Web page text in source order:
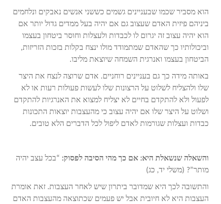
הוא מסביר שכמו שבעניינים גשמים כששני אנשים נאבקים ונלחמים
ביניהם פיזית האדם שעצוב גם אם יהיה בעל ממדים גדול יותר אם
הוא יהיה עצוב זה יגרום לו לכבדות ולעצלות וחוסר ביטחון בעצמו
וביכולותיו כך שהאדם שמתמודד מולו ינצח בקלות בזכות הזריזות,
הביטחון בעצמו ואנרגית השמחה שיוצאת מליבו.
באותה מידה כך גם בעניינים רוחניים. אדם שרוצה לנצח את היצר
שלו ולהצליח לשלוט על הרצונות שלו לעשות פעולות רעות או לא
לפעול ולא להתקדם בחיים לא יצליח למצוא את האנרגיות להתקדם
ושלוט על היצר שלו אם יהיה עצוב כי מהעצבות יוצאות התכונות
כבדות ועצלות שגורמות לאדם ליפול לכל הדברים הלא טובים.
והשאלה שנשאלת היא: אם כך מהי הסיבה לפסוק: “בכל עצב יהיה
מותר”? (משלי יד, כג)
והתשובה לכך היא שמדובר ביתרון שיש לאחר העצבות. זאת אומרת
העצבות היא לא חיובית אבל יש פעמים שכתוצאה מהעצבות האדם